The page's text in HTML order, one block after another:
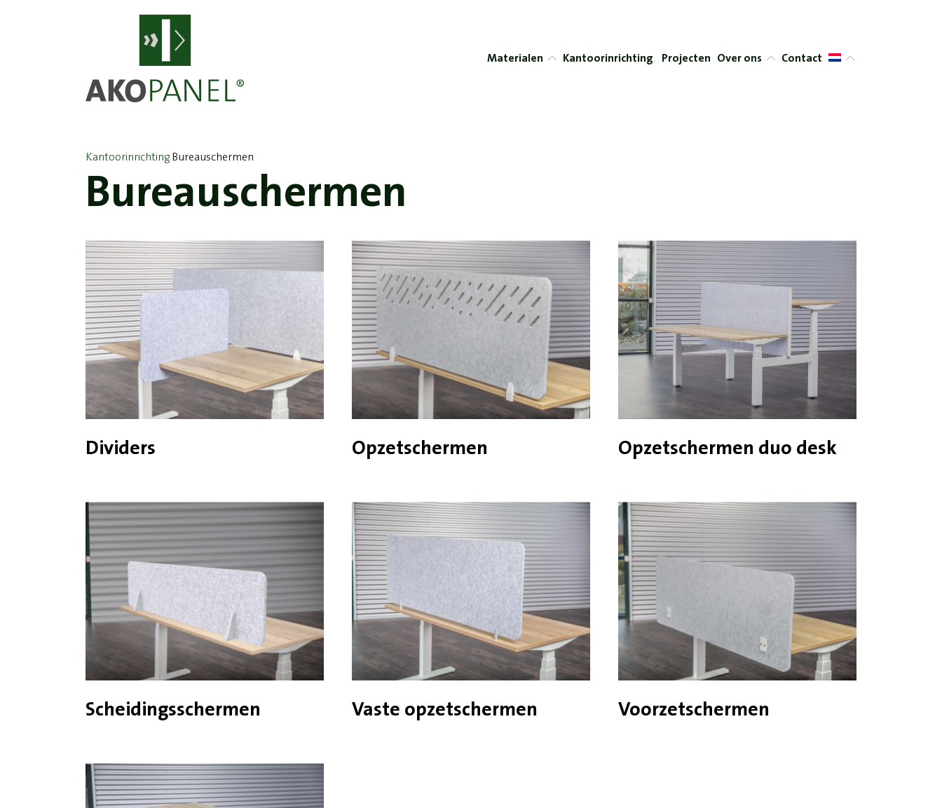
Materialen Kantoorinrichting Projecten Over ons Contact
Kantoorinrichting Bureauschermen
Bureauschermen
Dividers Opzetschermen Opzetschermen duo desk
Scheidingsschermen Vaste opzetschermen Voorzetschermen